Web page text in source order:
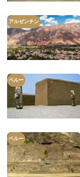
アルゼンチン
ペルー
ペルー